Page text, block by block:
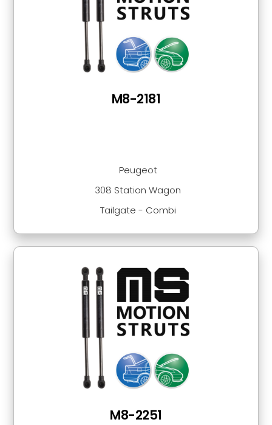
Peugeot
308 Station Wagon
Tailgate - Combi
M8-2181
M8-2251